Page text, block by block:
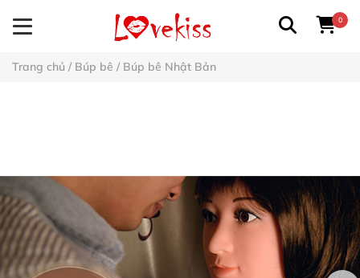
0
Trang chủ / Búp bê / Búp bê Nhật Bản